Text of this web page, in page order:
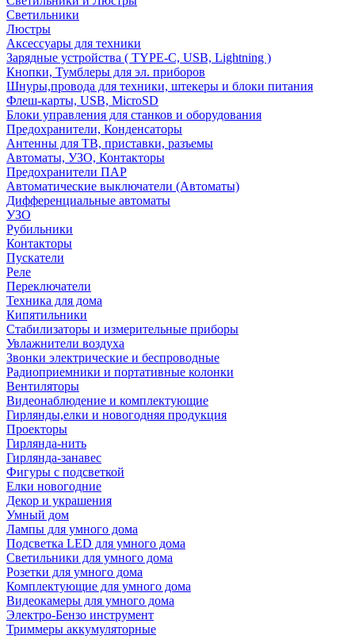
Светильники
Люстры
Аксессуары для техники
Зарядные устройства ( TYPE-C, USB, Lightning )
Кнопки, Тумблеры для эл. приборов
Шнуры,провода для техники, штекеры и блоки питания
Флеш-карты, USB, MicroSD
Блоки управления для станков и оборудования
Предохранители, Конденсаторы
Антенны для ТВ, приставки, разъемы
Автоматы, УЗО, Контакторы
Предохранители ПАР
Автоматические выключатели (Автоматы)
Дифференциальные автоматы
УЗО
Рубильники
Контакторы
Пускатели
Реле
Переключатели
Техника для дома
Кипятильники
Стабилизаторы и измерительные приборы
Увлажнители воздуха
Звонки электрические и беспроводные
Радиоприемники и портативные колонки
Вентиляторы
Видеонаблюдение и комплектующие
Гирлянды,елки и новогодняя продукция
Проекторы
Гирлянда-нить
Гирлянда-занавес
Фигуры с подсветкой
Елки новогодние
Декор и украшения
Умный дом
Лампы для умного дома
Подсветка LED для умного дома
Светильники для умного дома
Розетки для умного дома
Комплектующие для умного дома
Видеокамеры для умного дома
Электро-Бензо инструмент
Триммеры аккумуляторные